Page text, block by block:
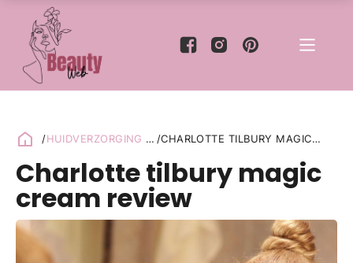
/HUIDVERZORGING / /CHARLOTTE TILBURY MAGIC
Charlotte tilbury magic
cream review